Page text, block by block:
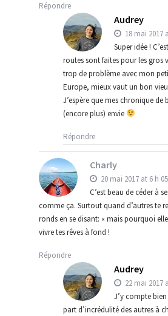
Répondre
Audrey
18 mai 2017
Super idée !
routes sont faites pour les gros
trop de problème avec mon
Europe, mieux vaut un bon
J’espère que mes chronique
(encore plus) envie
Répondre
Charly
20 mai 2017 at 6 h
C’est beau de céder à
comme ça. Surtout quand d’autres te
ronds en se disant: « mais pourquoi
vivre tes rêves à fond !
Répondre
Audrey
22 mai 2017
J’y compte
part d’incrédulité des autres à